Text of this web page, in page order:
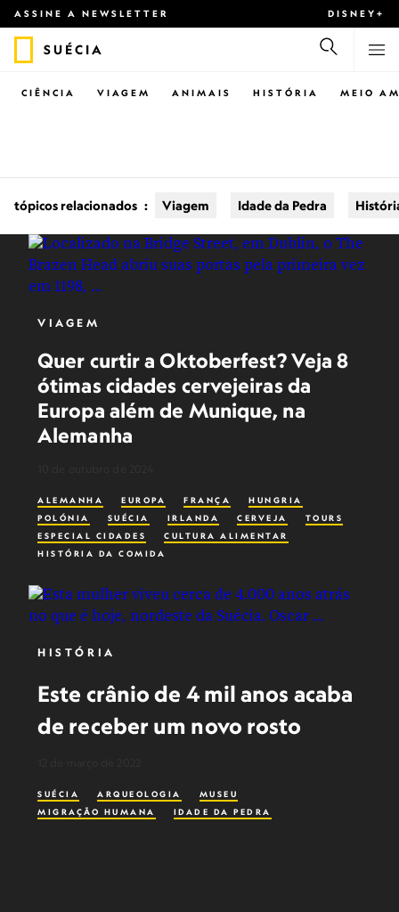
ASSINE A NEWSLETTER DISNEY+
SUÉCIA
CIÊNCIA VIAGEM ANIMAIS HISTÓRIA MEIO
tópicos relacionados : Viagem Idade da Pedra
VIAGEM
Quer curtir a Oktoberfest? Veja 8
ótimas cidades cervejeiras da
Europa além de Munique, na
Alemanha
ALEMANHA EUROPA FRANÇA
HUNGRIA
POLÓNIA
SUÉCIA IRLANDA CERVEJA
TOURS
ESPECIAL CIDADES
CULTURA ALIMENTAR
HISTÓRIA DA COMIDA
HISTÓRIA
Este crânio de 4 mil anos acaba
de receber um novo rosto
SUÉCIA ARQUEOLOGIA
MUSEU
MIGRAÇÃO HUMANA
IDADE DA PEDRA